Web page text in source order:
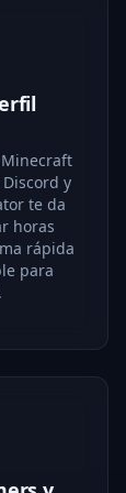
y
te da
horas
rápida
para